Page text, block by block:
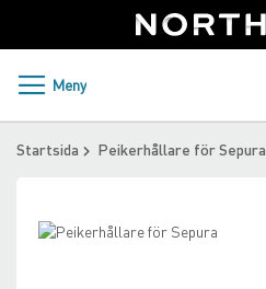
to
Content
Sweden
PRODUKTER OCH LÖSNINGAR
ÅTERFÖRSÄLJARE
Meny
Startsida Peikerhållare för Sepura
Skip